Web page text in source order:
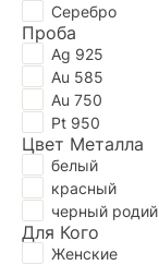
Серебро
Проба
Ag 925
Au 585
Au 750
Pt 950
Цвет Металла
белый
красный
черный родий
Для Кого
Женские